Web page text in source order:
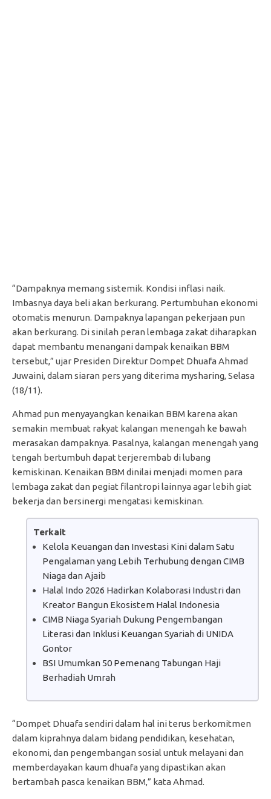
“Dampaknya memang sistemik. Kondisi inflasi naik.
Imbasnya daya beli akan berkurang. Pertumbuhan ekonomi
otomatis menurun. Dampaknya lapangan pekerjaan pun
akan berkurang. Di sinilah peran lembaga zakat diharapkan
dapat membantu menangani dampak kenaikan BBM
tersebut,” ujar Presiden Direktur Dompet Dhuafa Ahmad
Juwaini, dalam siaran pers yang diterima mysharing, Selasa
(18/11).
Ahmad pun menyayangkan kenaikan BBM karena akan
semakin membuat rakyat kalangan menengah ke bawah
merasakan dampaknya. Pasalnya, kalangan menengah yang
tengah bertumbuh dapat terjerembab di lubang
kemiskinan. Kenaikan BBM dinilai menjadi momen para
lembaga zakat dan pegiat filantropi lainnya agar lebih giat
bekerja dan bersinergi mengatasi kemiskinan.
Terkait
Kelola Keuangan dan Investasi Kini dalam Satu
Pengalaman yang Lebih Terhubung dengan CIMB
Niaga dan Ajaib
Halal Indo 2026 Hadirkan Kolaborasi Industri dan
Kreator Bangun Ekosistem Halal Indonesia
CIMB Niaga Syariah Dukung Pengembangan
Literasi dan Inklusi Keuangan Syariah di UNIDA
Gontor
BSI Umumkan 50 Pemenang Tabungan Haji
Berhadiah Umrah
“Dompet Dhuafa sendiri dalam hal ini terus berkomitmen
dalam kiprahnya dalam bidang pendidikan, kesehatan,
ekonomi, dan pengembangan sosial untuk melayani dan
memberdayakan kaum dhuafa yang dipastikan akan
bertambah pasca kenaikan BBM,” kata Ahmad.